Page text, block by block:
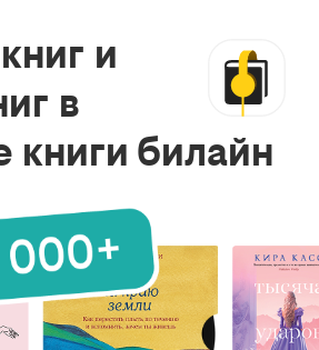
и
в
книги билайн